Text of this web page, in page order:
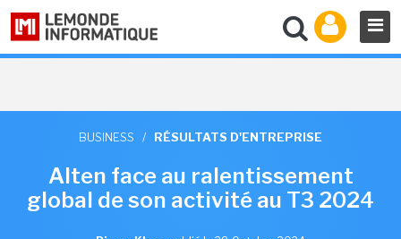
BUSINESS / RÉSULTATS D'ENTREPRISE
Alten face au ralentissement
global de son activité au T3 2024